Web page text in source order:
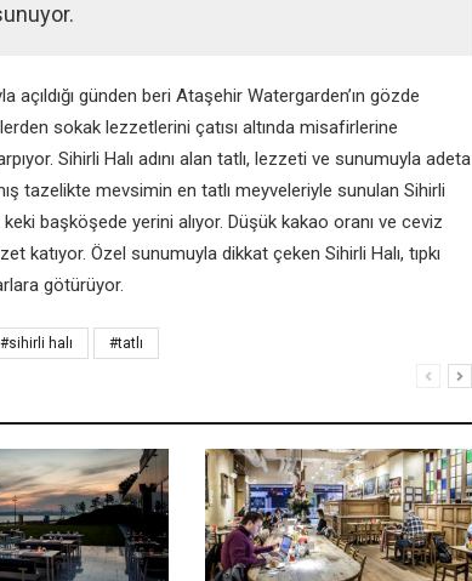
günden beri Ataşehir Watergarden’ın gözde
sokak lezzetlerini çatısı altında misafirlerine
Sihirli Halı adını alan tatlı, lezzeti ve sunumuyla adeta
tazelikte mevsimin en tatlı meyveleriyle sunulan Sihirli
başköşede yerini alıyor. Düşük kakao oranı ve ceviz
katıyor. Özel sunumuyla dikkat çeken Sihirli Halı, tıpkı
götürüyor.
#sihirli halı #tatlı